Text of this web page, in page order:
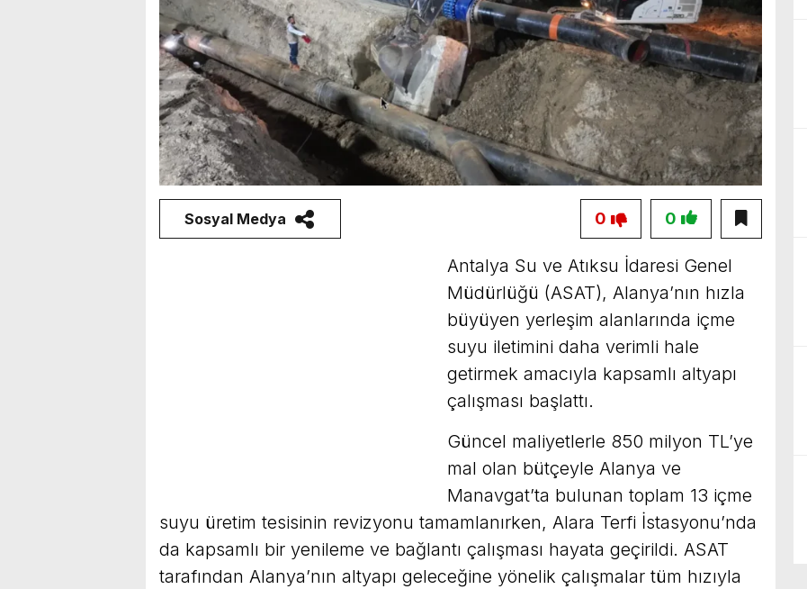
Sosyal Medya 0
0
Antalya Su ve Atıksu İdaresi Genel
Müdürlüğü (ASAT), Alanya’nın hızla
büyüyen yerleşim alanlarında içme
suyu iletimini daha verimli hale
getirmek amacıyla kapsamlı altyapı
çalışması başlattı.
Güncel maliyetlerle 850 milyon TL’ye
mal olan bütçeyle Alanya ve
Manavgat’ta bulunan toplam 13 içme
suyu üretim tesisinin revizyonu tamamlanırken, Alara Terfi İstasyonu’nda
da kapsamlı bir yenileme ve bağlantı çalışması hayata geçirildi. ASAT
tarafından Alanya’nın altyapı geleceğine yönelik çalışmalar tüm hızıyla